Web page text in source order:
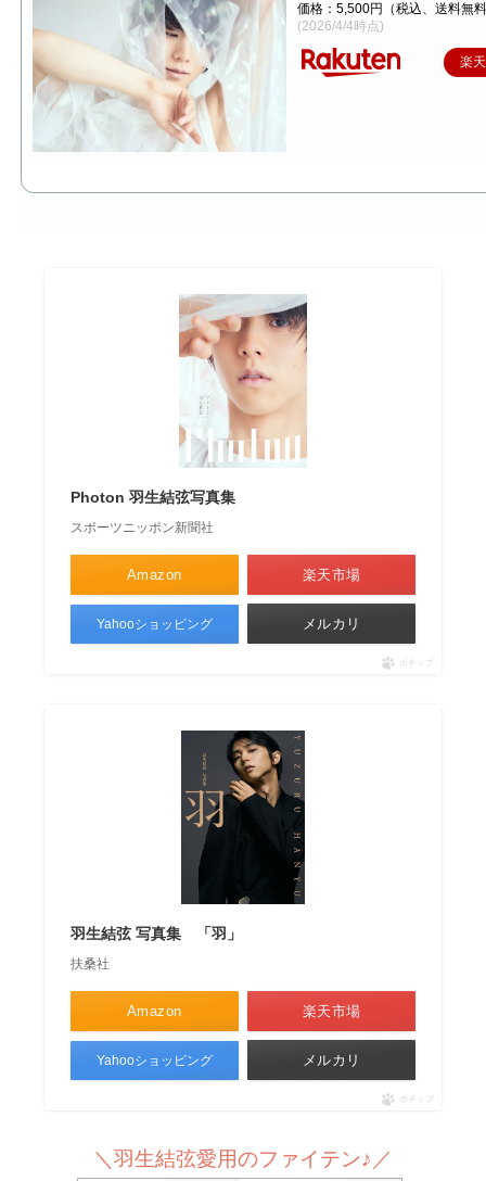
価格：5,500円（税込、送料無
(2026/4/4時点)
楽
Photon 羽生結弦写真集
スポーツニッポン新聞社
Amazon 楽天市場
Yahooショッピング メルカリ
ポチップ
羽生結弦 写真集 「羽」
扶桑社
Amazon 楽天市場
Yahooショッピング メルカリ
ポチップ
＼羽生結弦愛用のファイテン♪／